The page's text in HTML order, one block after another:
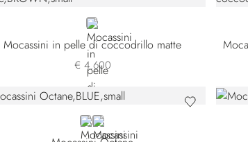
BROWN
Mocassini in pelle di coccodrillo matte
€ 4.600
BLUEBLACK